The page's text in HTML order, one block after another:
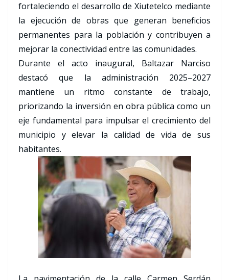
fortaleciendo el desarrollo de Xiutetelco mediante
la ejecución de obras que generan beneficios
permanentes para la población y contribuyen a
mejorar la conectividad entre las comunidades.
Durante el acto inaugural, Baltazar Narciso
destacó que la administración 2025–2027
mantiene un ritmo constante de trabajo,
priorizando la inversión en obra pública como un
eje fundamental para impulsar el crecimiento del
municipio y elevar la calidad de vida de sus
habitantes.